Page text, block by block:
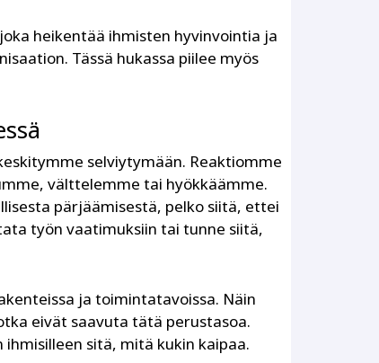
heikentää ihmisten hyvinvointia ja
Tässä hukassa piilee myös
selviytymään. Reaktiomme
välttelemme tai hyökkäämme.
pärjäämisestä, pelko siitä, ettei
työn vaatimuksiin tai tunne siitä,
ja toimintatavoissa. Näin
eivät saavuta tätä perustasoa.
ihmisilleen sitä, mitä kukin kaipaa.